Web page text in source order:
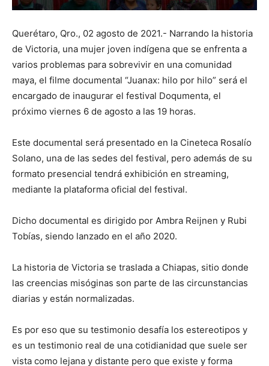
Querétaro, Qro., 02 agosto de 2021.- Narrando la historia
de Victoria, una mujer joven indígena que se enfrenta a
varios problemas para sobrevivir en una comunidad
maya, el filme documental “Juanax: hilo por hilo” será el
encargado de inaugurar el festival Doqumenta, el
próximo viernes 6 de agosto a las 19 horas.
Este documental será presentado en la Cineteca Rosalío
Solano, una de las sedes del festival, pero además de su
formato presencial tendrá exhibición en streaming,
mediante la plataforma oficial del festival.
Dicho documental es dirigido por Ambra Reijnen y Rubi
Tobías, siendo lanzado en el año 2020.
La historia de Victoria se traslada a Chiapas, sitio donde
las creencias misóginas son parte de las circunstancias
diarias y están normalizadas.
Es por eso que su testimonio desafía los estereotipos y
es un testimonio real de una cotidianidad que suele ser
vista como lejana y distante pero que existe y forma